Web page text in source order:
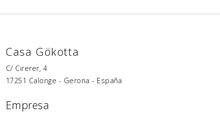
Casa Gökotta
C/ Cirerer, 4
17251 Calonge - Gerona - España
Empresa